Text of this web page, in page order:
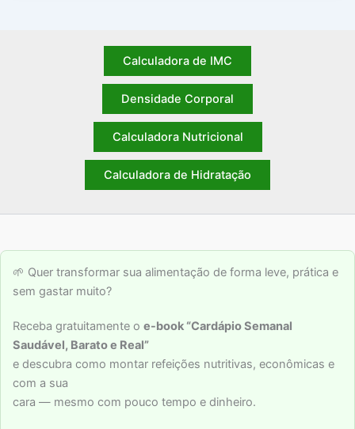
Calculadora de IMC
Densidade Corporal
Calculadora Nutricional
Calculadora de Hidratação
🌱 Quer transformar sua alimentação de forma leve, prática e
sem gastar muito?
Receba gratuitamente o e-book “Cardápio Semanal
Saudável, Barato e Real”
e descubra como montar refeições nutritivas, econômicas e
com a sua
cara — mesmo com pouco tempo e dinheiro.